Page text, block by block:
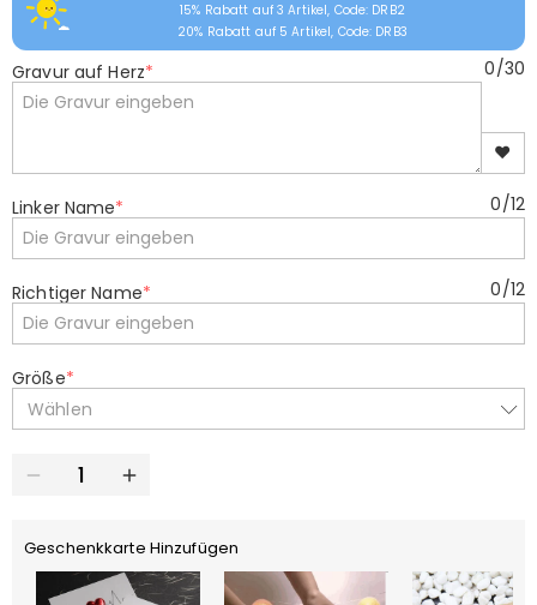
15% Rabatt auf 3 Artikel, Code: DRB2
20% Rabatt auf 5 Artikel, Code: DRB3
Gravur auf Herz* 0/30
❤
Linker Name* 0/12
Richtiger Name* 0/12
Größe*
Wählen
Geschenkkarte Hinzufügen